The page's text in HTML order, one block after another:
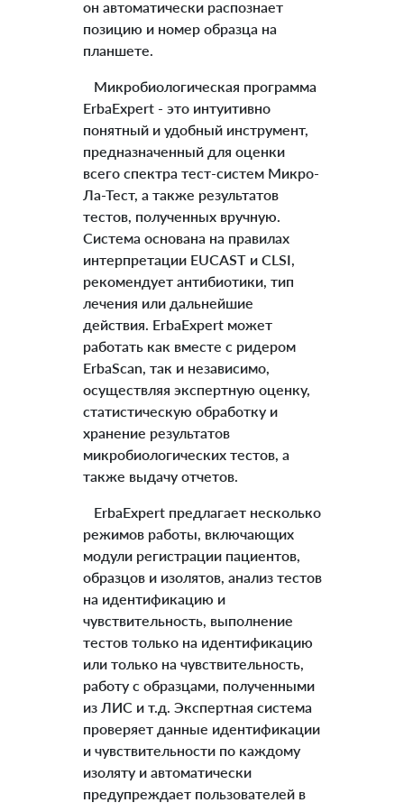
он автоматически распознает
позицию и номер образца на
планшете.
Микробиологическая программа
ErbaExpert - это интуитивно
понятный и удобный инструмент,
предназначенный для оценки
всего спектра тест-систем Микро-
Ла-Тест, а также результатов
тестов, полученных вручную.
Система основана на правилах
интерпретации EUCAST и CLSI,
рекомендует антибиотики, тип
лечения или дальнейшие
действия. ErbaExpert может
работать как вместе с ридером
ErbaScan, так и независимо,
осуществляя экспертную оценку,
статистическую обработку и
хранение результатов
микробиологических тестов, а
также выдачу отчетов.
ErbaExpert предлагает несколько
режимов работы, включающих
модули регистрации пациентов,
образцов и изолятов, анализ тестов
на идентификацию и
чувствительность, выполнение
тестов только на идентификацию
или только на чувствительность,
работу с образцами, полученными
из ЛИС и т.д. Экспертная система
проверяет данные идентификации
и чувствительности по каждому
изоляту и автоматически
предупреждает пользователей в